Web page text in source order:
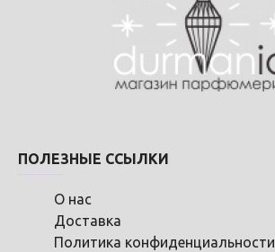
ПОЛЕЗНЫЕ ССЫЛКИ
О нас
Доставка
Политика конфиденциальности